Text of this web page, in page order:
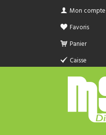
Mon compte
Favoris
Panier
Caisse